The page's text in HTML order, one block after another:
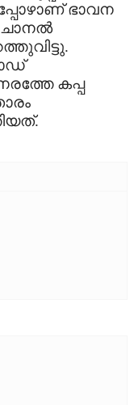
ഭാവന
ചാനല്‍
കപ്പ